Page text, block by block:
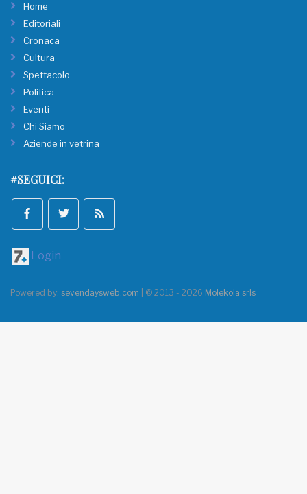
Home
Editoriali
Cronaca
Cultura
Spettacolo
Politica
Eventi
Chi Siamo
Aziende in vetrina
#SEGUICI:
Login
Powered by: sevendaysweb.com | © 2013 - 2026 Molekola srls